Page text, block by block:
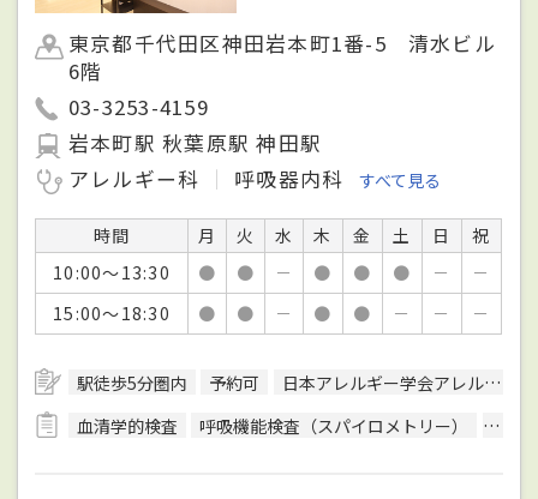
東京都千代田区神田岩本町1番-5 清水ビル
6階
03-3253-4159
岩本町駅 秋葉原駅 神田駅
アレルギー科
呼吸器内科 すべて見る
時間 月 火 水 木 金 土 日
祝
10:00～13:30
● ● － ● ● ● －
－
15:00～18:30
● ● － ● ● － － －
駅徒歩5分圏内 予約可
日本アレルギー学会アレルギー専門医
血清学的検査
呼吸機能検査（スパイロメトリー） 骨年